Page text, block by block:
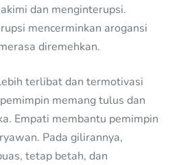
dan menginterupsi.
mencerminkan arogansi
diremehkan.
terlibat dan termotivasi
memang tulus dan
Empati membantu pemimpin
Pada gilirannya,
tetap betah, dan